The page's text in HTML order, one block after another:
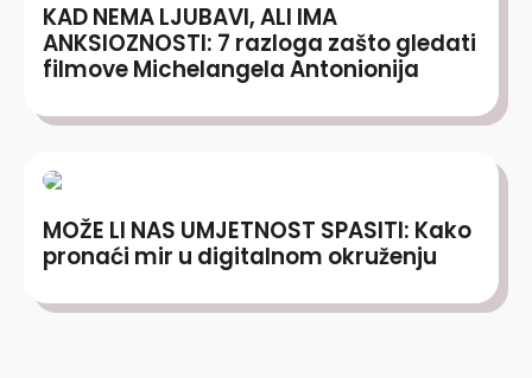
KAD NEMA LJUBAVI, ALI IMA
ANKSIOZNOSTI: 7 razloga zašto gledati
filmove Michelangela Antonionija
MOŽE LI NAS UMJETNOST SPASITI: Kako
pronaći mir u digitalnom okruženju